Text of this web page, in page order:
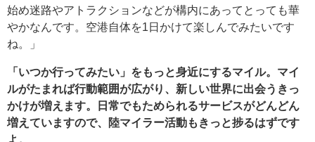
始め迷路やアトラクションなどが構内にあってとっても華
やかなんです。空港自体を1日かけて楽しんでみたいです
ね。」
「いつか行ってみたい」をもっと身近にするマイル。マイ
ルがたまれば行動範囲が広がり、新しい世界に出会うきっ
かけが増えます。日常でもためられるサービスがどんどん
増えていますので、陸マイラー活動もきっと捗るはずです
よ。